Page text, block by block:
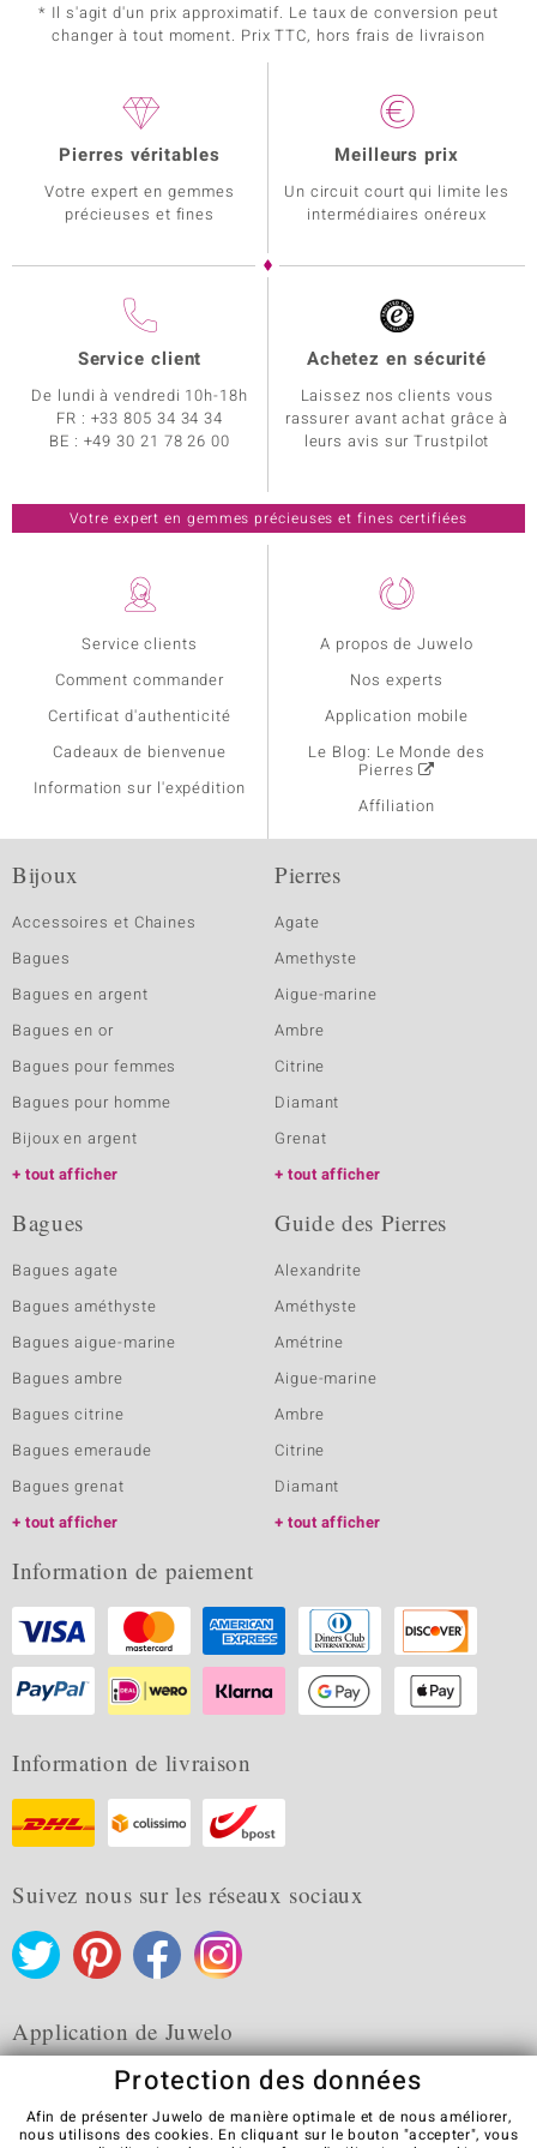
* Il s'agit d'un prix approximatif. Le taux de conversion peut
changer à tout moment. Prix TTC, hors frais de livraison
Service clients
Comment commander
Certificat d'authenticité
Cadeaux de bienvenue
Information sur l'expédition
A propos de Juwelo
Nos experts
Application mobile
Le Blog: Le Monde des
Pierres
Affiliation
Pierres véritables
Votre expert en gemmes
précieuses et fines
Meilleurs prix
Un circuit court qui limite les
intermédiaires onéreux
Service client
De lundi à vendredi 10h-18h
FR : +33 805 34 34 34
BE : +49 30 21 78 26 00
Achetez en sécurité
Laissez nos clients vous
rassurer avant achat grâce à
leurs avis sur Trustpilot
Votre expert en gemmes précieuses et fines certifiées
Bijoux
Accessoires et Chaines
Bagues
Bagues en argent
Bagues en or
Bagues pour femmes
Bagues pour homme
Bijoux en argent
tout afficher
Pierres
Agate
Amethyste
Aigue-marine
Ambre
Citrine
Diamant
Grenat
tout afficher
Bagues
Bagues agate
Bagues améthyste
Bagues aigue-marine
Bagues ambre
Bagues citrine
Bagues emeraude
Bagues grenat
tout afficher
Guide des Pierres
Alexandrite
Améthyste
Amétrine
Aigue-marine
Ambre
Citrine
Diamant
tout afficher
Information de paiement
Information de livraison
Suivez nous sur les réseaux sociaux
Application de Juwelo
Protection des données
Afin de présenter Juwelo de manière optimale et de nous améliorer,
nous utilisons des cookies. En cliquant sur le bouton "accepter", vous